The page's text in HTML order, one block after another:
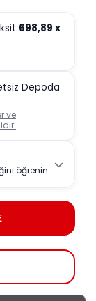
698,89 x
Depoda
ve
öğrenin.